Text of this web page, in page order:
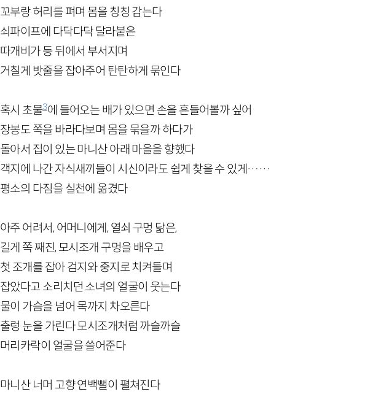
꼬부랑 허리를 펴며 몸을 칭칭 감는다
쇠파이프에 다닥다닥 달라붙은
따개비가 등 뒤에서 부서지며
거칠게 밧줄을 잡아주어 탄탄하게 묶인다
혹시 초물3에 들어오는 배가 있으면 손을 흔들어볼까 싶어
장봉도 쪽을 바라다보며 몸을 묶을까 하다가
돌아서 집이 있는 마니산 아래 마을을 향했다
객지에 나간 자식새끼들이 시신이라도 쉽게 찾을 수 있게……
평소의 다짐을 실천에 옮겼다
아주 어려서, 어머니에게, 열쇠 구멍 닮은,
길게 쪽 째진, 모시조개 구멍을 배우고
첫 조개를 잡아 검지와 중지로 치켜들며
잡았다고 소리치던 소녀의 얼굴이 웃는다
물이 가슴을 넘어 목까지 차오른다
출렁 눈을 가린다 모시조개처럼 까슬까슬
머리카락이 얼굴을 쓸어준다
마니산 너머 고향 연백뻘이 펼쳐진다